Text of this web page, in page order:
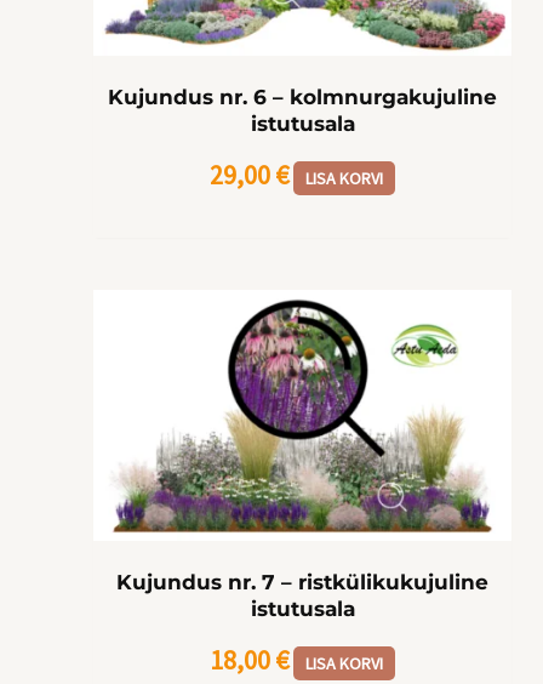
Kujundus nr. 6 – kolmnurgakujuline
istutusala
29,00€ LISA KORVI
Kujundus nr. 7 – ristkülikukujuline
istutusala
18,00€ LISA KORVI